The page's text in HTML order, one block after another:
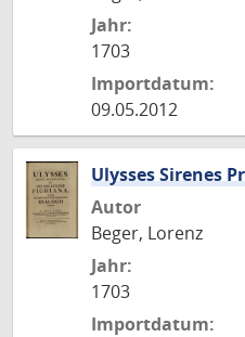
Jahr:
1703
Importdatum:
09.05.2012
Ulysses Sirenes
Autor
Beger, Lorenz
Jahr:
1703
Importdatum: